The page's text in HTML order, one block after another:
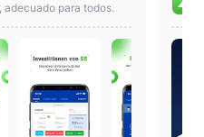
adecuado para todos.